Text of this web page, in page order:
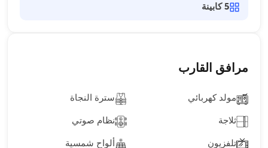
5 كابينة
مرافق القارب
مولد كهربائي سترة النجاة
ثلاجة نظام صوتي
تلفزيون ألواح شمسية